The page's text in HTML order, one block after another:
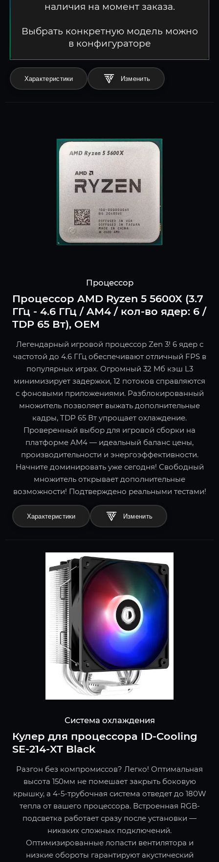
наличия на момент заказа.
Выбрать конкретную модель можно
в конфигураторе
Характеристики
Процессор
Процессор AMD Ryzen 5 5600X (3.7
ГГц - 4.6 ГГц / AM4 / кол-во ядер: 6 /
TDP 65 Вт), OEM
Легендарный игровой процессор Zen 3! 6 ядер с
частотой до 4.6 ГГц обеспечивают отличный FPS в
популярных играх. Огромный 32 Мб кэш L3
минимизирует задержки, 12 потоков справляются
с фоновыми приложениями. Разблокированный
множитель позволяет выжать дополнительные
кадры, TDP 65 Вт упрощает охлаждение.
Проверенный выбор для игровой сборки на
платформе AM4 — идеальный баланс цены,
производительности и энергоэффективности.
Начните доминировать уже сегодня! Свободный
множитель открывает дополнительные
возможности! Подтверждено реальными тестами!
Характеристики
Система охлаждения
Кулер для процессора ID-Cooling
SE-214-XT Black
Разгон без компромиссов? Легко! Оптимальная
высота 150мм не помешает закрыть боковую
крышку, а 4-5-трубочная система отведет до 180W
тепла от вашего процессора. Встроенная RGB-
подсветка работает сразу после установки —
никаких сложных подключений.
Оптимизированные лопасти вентилятора и
низкие обороты гарантируют акустический